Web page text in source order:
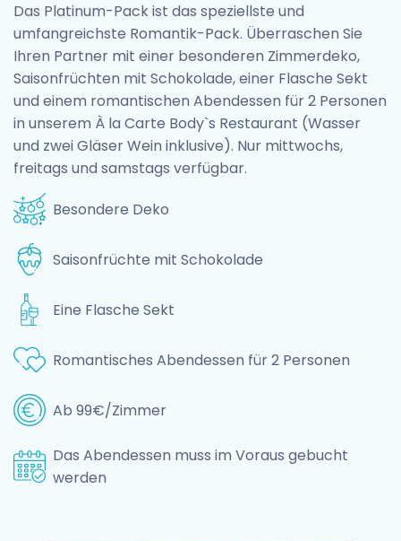
Das Platinum-Pack ist das speziellste und
umfangreichste Romantik-Pack. Überraschen Sie
Ihren Partner mit einer besonderen Zimmerdeko,
Saisonfrüchten mit Schokolade, einer Flasche Sekt
und einem romantischen Abendessen für 2 Personen
in unserem À la Carte Body`s Restaurant (Wasser
und zwei Gläser Wein inklusive). Nur mittwochs,
freitags und samstags verfügbar.
Besondere Deko
Saisonfrüchte mit Schokolade
Eine Flasche Sekt
Romantisches Abendessen für 2 Personen
Ab 99€/Zimmer
Das Abendessen muss im Voraus gebucht
werden